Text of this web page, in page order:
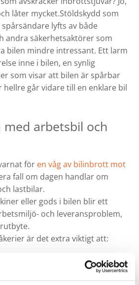
låter mycket.Stöldskydd som
lyfts av både
andra säkerhetsaktörer som
bilen mindre intressant. Ett larm
inne i bilen, en synlig
som visar att bilen är spårbar
går vidare till en enklare bil
med arbetsbil och
för en våg av bilinbrott mot
fall om dagen handlar om
lastbilar.
eller gods i bilen blir ett
och leveransproblem,
är det extra viktigt att:
eller väl upplysta ytor när